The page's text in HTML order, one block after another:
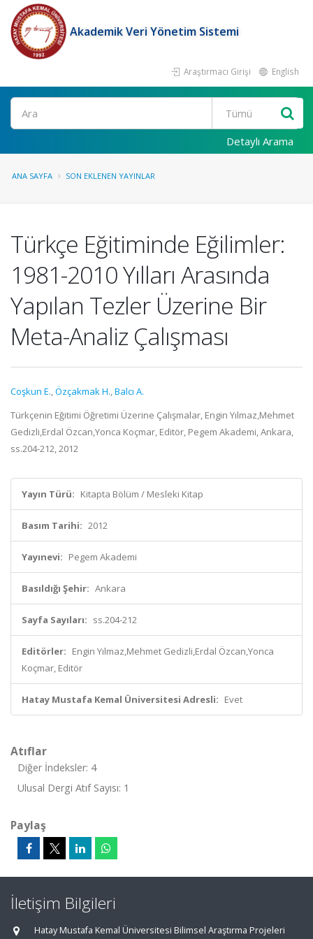
Akademik Veri Yönetim Sistemi
Araştırmacı Girişi English
Ara
Detaylı Arama
ANA SAYFA SON EKLENEN YAYINLAR
Türkçe Eğitiminde Eğilimler:
1981-2010 Yılları Arasında
Yapılan Tezler Üzerine Bir
Meta-Analiz Çalışması
Coşkun E.,Özçakmak H.,Balcı A.
Türkçenin Eğitimi Öğretimi Üzerine Çalışmalar, Engin Yılmaz,Mehmet
Gedizli,Erdal Özcan,Yonca Koçmar, Editör, Pegem Akademi, Ankara,
ss.204-212, 2012
Yayın Türü: Kitapta Bölüm / Mesleki Kitap
Basım Tarihi: 2012
Yayınevi: Pegem Akademi
Basıldığı Şehir: Ankara
Sayfa Sayıları: ss.204-212
Editörler: Engin Yılmaz,Mehmet Gedizli,Erdal Özcan,Yonca
Koçmar, Editör
Hatay Mustafa Kemal Üniversitesi Adresli: Evet
Atıflar
Diğer İndeksler: 4
Ulusal Dergi Atıf Sayısı: 1
Paylaş
İletişim Bilgileri
Hatay Mustafa Kemal Üniversitesi Bilimsel Araştırma Projeleri